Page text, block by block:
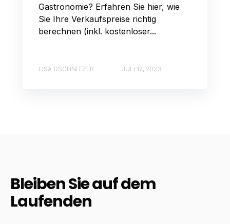
Gastronomie? Erfahren Sie hier, wie
Sie Ihre Verkaufspreise richtig
berechnen (inkl. kostenloser...
LISA GSCHNITZER JULI 12, 2023
Bleiben Sie auf dem
Laufenden